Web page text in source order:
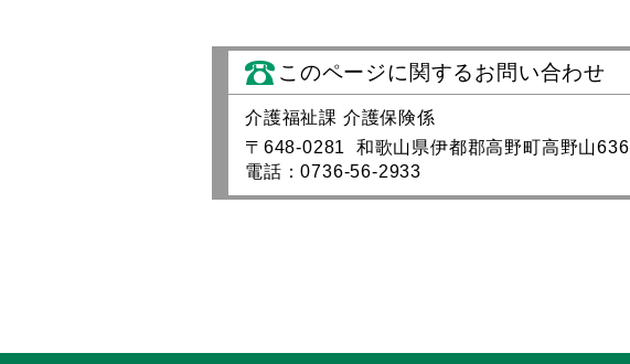
このページに関するお問い合わせ
介護福祉課 介護保険係
〒648-0281 和歌山県伊都郡高野町高野山636
電話：0736-56-2933